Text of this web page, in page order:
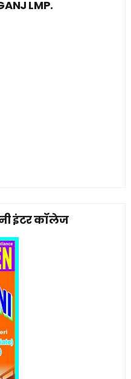
LMP.
इंटर कॉलेज